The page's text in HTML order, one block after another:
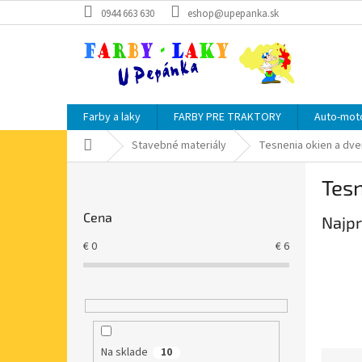
na
0944 663 630 eshop@upepanka.sk
Farby a laky FARBY PRE TRAKTORY Auto-
DomovStavebné materiály Tesnenia okien a
Cena
€0 €6
Na sklade 10